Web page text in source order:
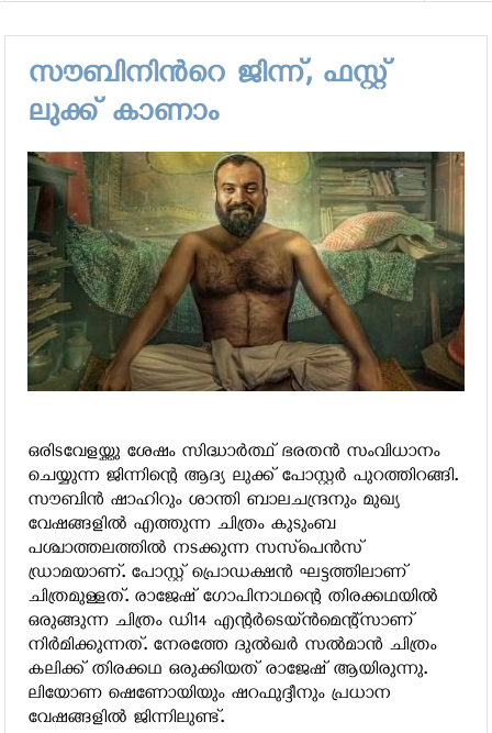
സൗബിനിന്‍റെ ജിന്ന്, ഫസ്റ്റ്
ലുക്ക് കാണാം
ഒരിടവേളയ്ക്കു ശേഷം സിദ്ധാര്‍ത്ഥ് ഭരതന്‍ സംവിധാനം
ചെയ്യുന്ന ജിന്നിന്റെ ആദ്യ ലുക്ക് പോസ്റ്റർ പുറത്തിറങ്ങി.
സൗബിന്‍ ഷാഹിറും ശാന്തി ബാലചന്ദ്രനും മുഖ്യ
വേഷങ്ങളില്‍ എത്തുന്ന ചിത്രം കുടുംബ
പശ്ചാത്തലത്തില്‍ നടക്കുന്ന സസ്‌പെന്‍സ്
ഡ്രാമയാണ്. പോസ്റ്റ് പ്രൊഡക്ഷൻ ഘട്ടത്തിലാണ്
ചിത്രമുള്ളത്. രാജേഷ് ഗോപിനാഥന്റെ തിരക്കഥയില്‍
ഒരുങ്ങുന്ന ചിത്രം ഡി14 എന്റര്‍ടെയ്ന്‍മെന്റ്‌സാണ്
നിര്‍മിക്കുന്നത്. നേരത്തേ ദുല്‍ഖര്‍ സല്‍മാന്‍ ചിത്രം
കലിക്ക് തിരക്കഥ ഒരുക്കിയത് രാജേഷ് ആയിരുന്നു.
ലിയോണ ഷെണോയിയും ഷറഫുദ്ദീനും പ്രധാന
വേഷങ്ങളില്‍ ജിന്നിലുണ്ട്.